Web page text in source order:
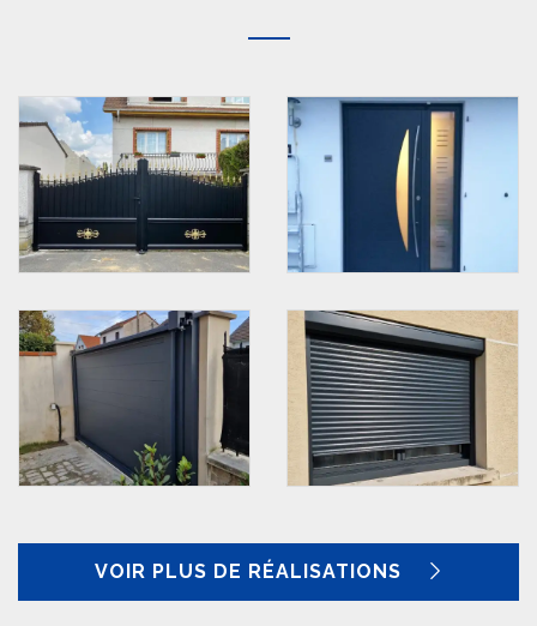
VOIR PLUS DE RÉALISATIONS